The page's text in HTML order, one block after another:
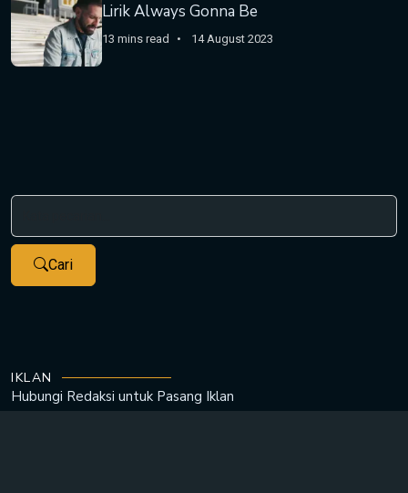
Lirik Always Gonna Be
13 mins read 14 August 2023
Cari
IKLAN
Hubungi Redaksi untuk Pasang Iklan